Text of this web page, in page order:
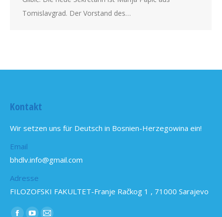
Tomislavgrad. Der Vorstand des…
Kontakt
Wir setzen uns für Deutsch in Bosnien-Herzegowina ein!
Email
bhdlv.info@gmail.com
Adresse
FILOZOFSKI FAKULTET-Franje Račkog 1 , 71000 Sarajevo
Find us on: